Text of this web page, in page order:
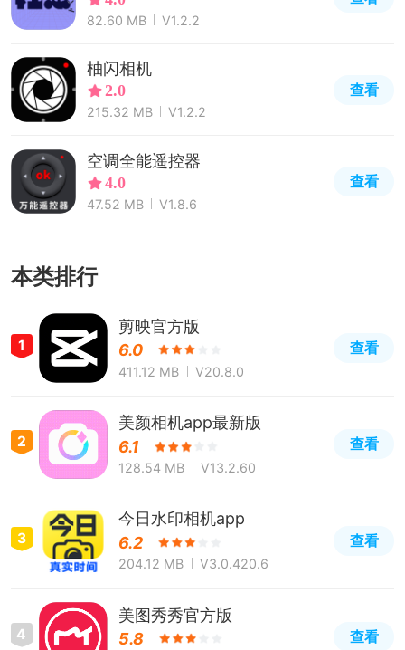
82.60 MB V1.2.2
柚闪相机
2.0
215.32 MB V1.2.2
查看
空调全能遥控器
4.0
47.52 MB V1.8.6
查看
本类排行
1
剪映官方版
6.0
411.12 MB V20.8.0
查看
2
美颜相机app最新版
6.1
128.54 MB V13.2.60
查看
3
今日水印相机app
6.2
204.12 MB V3.0.420.6
查看
4
美图秀秀官方版
5.8
查看